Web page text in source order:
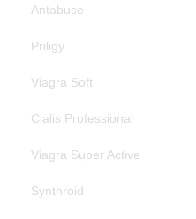
Antabuse
Priligy
Viagra Soft
Cialis Professional
Viagra Super Active
Synthroid